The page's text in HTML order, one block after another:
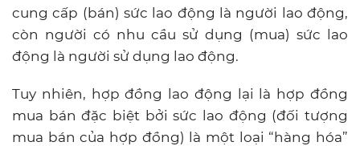
cung cấp (bán) sức lao động là người lao động,
còn người có nhu cầu sử dụng (mua) sức lao
động là người sử dụng lao động.
Tuy nhiên, hợp đồng lao động lại là hợp đồng
mua bán đặc biệt bởi sức lao động (đối tượng
mua bán của hợp đồng) là một loại “hàng hóa”